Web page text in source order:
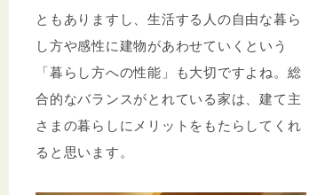
ともありますし、生活する人の自由な暮ら
し方や感性に建物があわせていくという
「暮らし方への性能」も大切ですよね。総
合的なバランスがとれている家は、建て主
さまの暮らしにメリットをもたらしてくれ
ると思います。